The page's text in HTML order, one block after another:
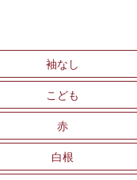
袖なし
こども
赤
白根